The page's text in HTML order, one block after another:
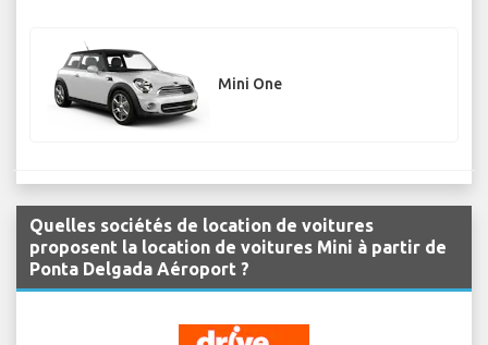
Mini One
Quelles sociétés de location de voitures
proposent la location de voitures Mini à partir de
Ponta Delgada Aéroport ?